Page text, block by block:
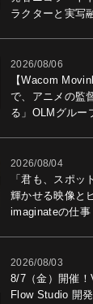
ラクターと実写
2026/08/06
【Wacom
で、アニメの監
る」OLMグルー
2026/08/04
「君も、スポ
輝かせる映像と
imaginateの仕事
2026/08/03
8/7（金）開催！
Flow Studio 開